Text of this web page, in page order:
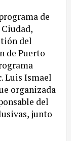
de
del
de Puerto
Luis Ismael
organizada
del
junto